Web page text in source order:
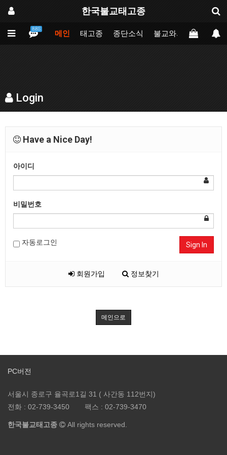
한국불교태고종
BBS
메인 태고종 종단소식 불교와의만남 업
Login
Have a Nice Day!
아이디
비밀번호
자동로그인 Sign In
회원가입 정보찾기
메인으로
PC버전
서울시 종로구 율곡로1길 31 ( 사간동 112번지)
전화 : 02-739-3450 팩스 : 02-739-3470
한국불교태고종 All rights reserved.